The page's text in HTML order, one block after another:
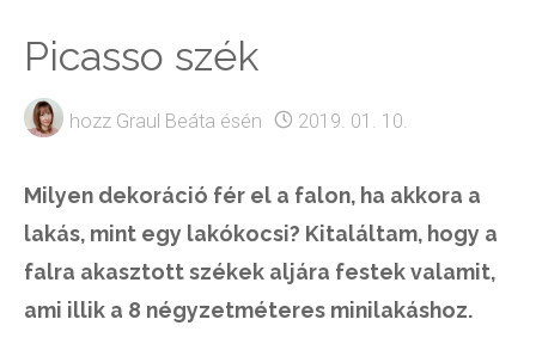
Picasso szék
hozz Graul Beáta ésén 2019. 01. 10.
Milyen dekoráció fér el a falon, ha akkora a
lakás, mint egy lakókocsi? Kitaláltam, hogy a
falra akasztott székek aljára festek valamit,
ami illik a 8 négyzetméteres minilakáshoz.